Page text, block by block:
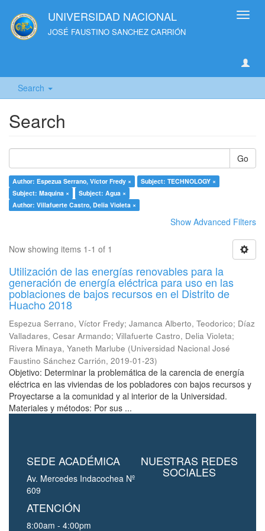
UNIVERSIDAD NACIONAL
JOSÉ FAUSTINO SANCHEZ CARRIÓN
Search
Search
Go
Author: Espezua Serrano, Víctor Fredy ×
Subject: TECHNOLOGY ×
Subject: Maquina ×
Subject: Agua ×
Author: Villafuerte Castro, Delia Violeta ×
Show Advanced Filters
Now showing items 1-1 of 1
Utilización de las energías renovables para la
generación de energía eléctrica para uso en las
poblaciones de bajos recursos en el Distrito de
Huacho 2018
Espezua Serrano, Víctor Fredy; Jamanca Alberto, Teodorico; Díaz
Valladares, Cesar Armando; Villafuerte Castro, Delia Violeta;
Rivera Minaya, Yaneth Marlube (Universidad Nacional José
Faustino Sánchez Carrión, 2019-01-23)
Objetivo: Determinar la problemática de la carencia de energía
eléctrica en las viviendas de los pobladores con bajos recursos y
Proyectarse a la comunidad y al interior de la Universidad.
Materiales y métodos: Por sus ...
SEDE ACADÉMICA
Av. Mercedes Indacochea Nº
609
ATENCIÓN
8:00am - 4:00pm
NUESTRAS REDES
SOCIALES